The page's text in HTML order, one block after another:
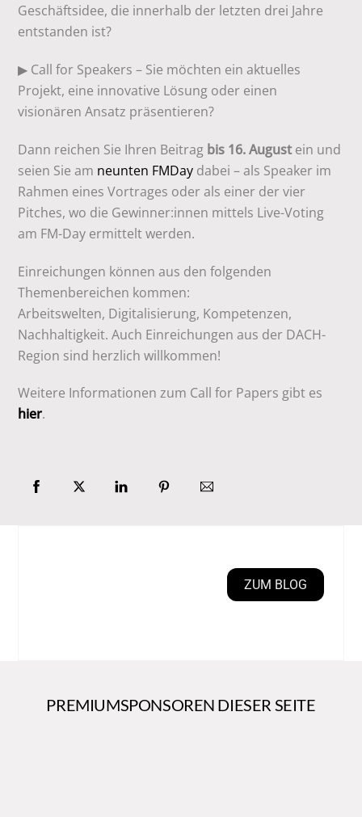
Geschäftsidee, die innerhalb der letzten drei Jahre
entstanden ist?
▶ Call for Speakers – Sie möchten ein aktuelles
Projekt, eine innovative Lösung oder einen
visionären Ansatz präsentieren?
Dann reichen Sie Ihren Beitrag bis 16. Augustein und
seien Sie am neunten FMDay dabei – als Speaker im
Rahmen eines Vortrages oder als einer der vier
Pitches, wo die Gewinner:innen mittels Live-Voting
am FM-Day ermittelt werden.
Einreichungen können aus den folgenden
Themenbereichen kommen:
Arbeitswelten, Digitalisierung, Kompetenzen,
Nachhaltigkeit. Auch Einreichungen aus der DACH-
Region sind herzlich willkommen!
Weitere Informationen zum Call for Papers gibt es
hier.
ZUM BLOG
PREMIUMSPONSOREN DIESER SEITE